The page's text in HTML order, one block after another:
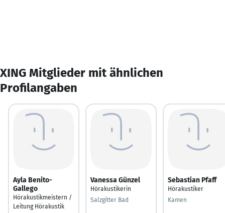
XING Mitglieder mit ähnlichen
Profilangaben
Ayla Benito-
Gallego
Hörakustikmeistern /
Leitung Hörakustik
Vanessa Günzel
Hörakustikerin
Salzgitter Bad
Sebastian Pfaff
Hörakustiker
Kamen